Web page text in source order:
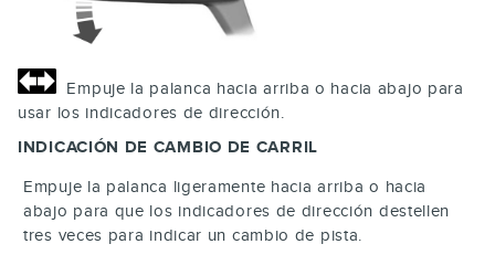
Empuje la palanca hacia arriba o hacia abajo para
usar los indicadores de dirección.
INDICACIÓN DE CAMBIO DE CARRIL
Empuje la palanca ligeramente hacia arriba o hacia
abajo para que los indicadores de dirección destellen
tres veces para indicar un cambio de pista.